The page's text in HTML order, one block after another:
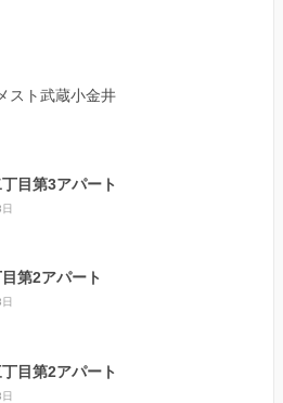
スト武蔵小金井
目第3アパート
第2アパート
目第2アパート